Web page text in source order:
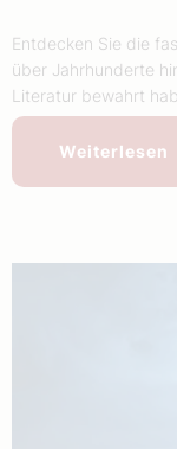
Entdecken Sie die
über Jahrhunderte
Literatur bewahrt
Weiterlesen